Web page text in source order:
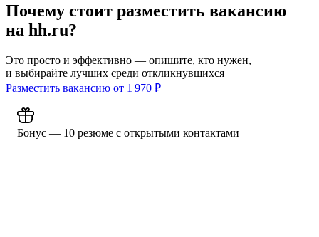
Почему стоит разместить вакансию
на hh.ru?
Это просто и эффективно — опишите, кто нужен,
и выбирайте лучших среди откликнувшихся
Разместить вакансию от 1 970 ₽
Бонус — 10 резюме с открытыми контактами